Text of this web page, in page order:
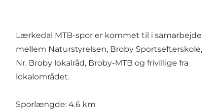
Lærkedal MTB-spor er kommet til i samarbejde
mellem Naturstyrelsen, Broby Sportsefterskole,
Nr. Broby lokalråd, Broby-MTB og frivillige fra
lokalområdet.
Sporlængde: 4.6 km